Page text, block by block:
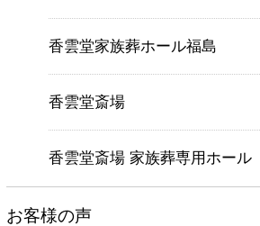
香雲堂家族葬ホール福島
香雲堂斎場
香雲堂斎場 家族葬専用ホール
お客様の声